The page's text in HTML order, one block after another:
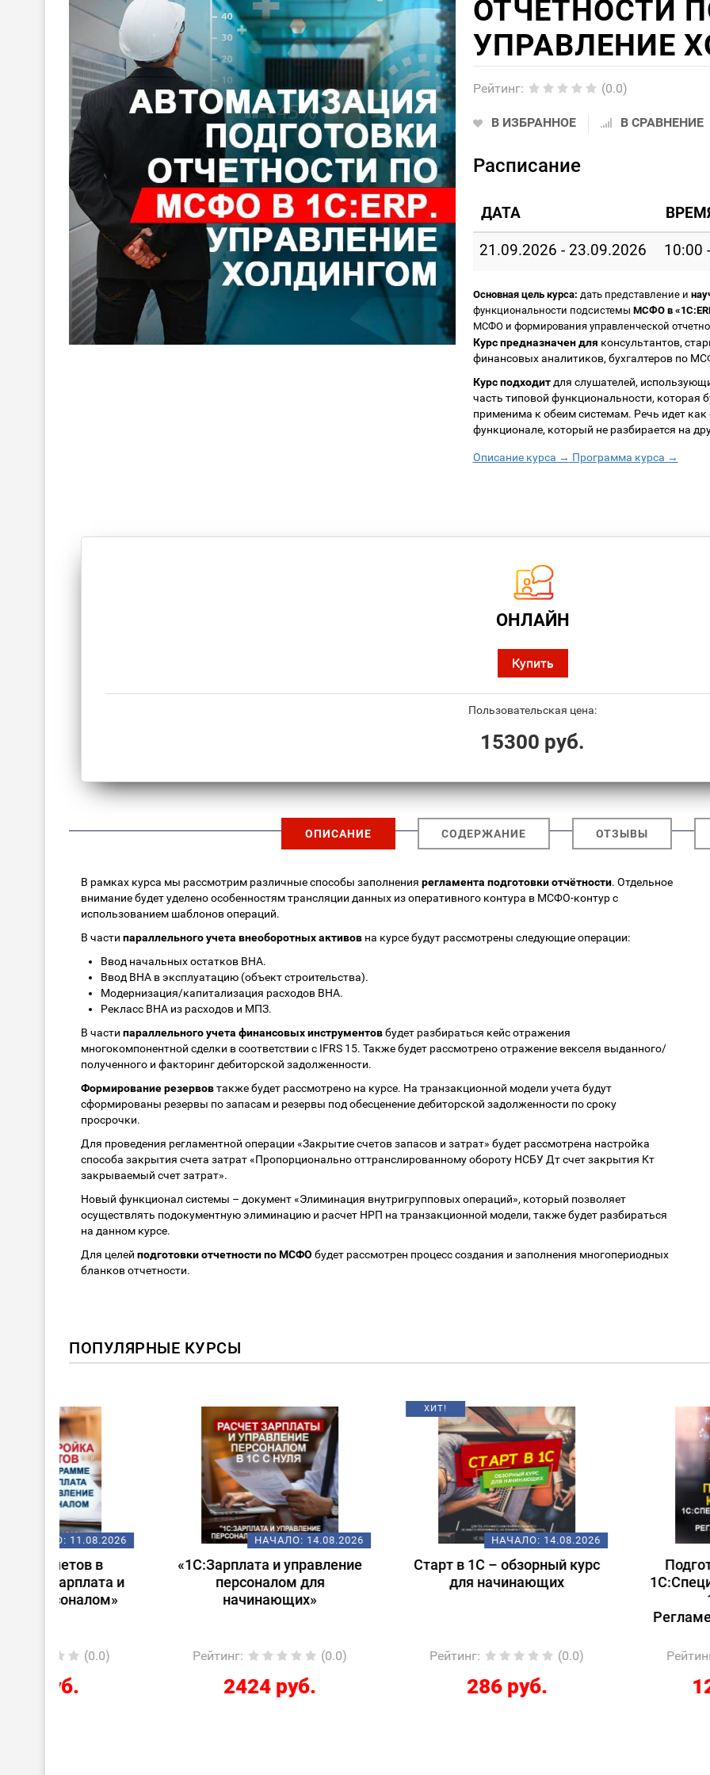
ОТЧЕТНОСТИ
УПРАВЛЕНИЕ
Рейтинг: (0.0)
В ИЗБРАННОЕ В СРАВНЕНИЕ
Расписание
ДАТА
21.09.2026 - 23.09.2026 10:00
Основная цель курса: дать представление и
функциональности подсистемы МСФО в
МСФО и формирования управленческой
Курс предназначен для консультантов,
финансовых аналитиков, бухгалтеров по
Курс подходитдля слушателей,
часть типовой функциональности, которая
применима к обеим системам. Речь идет
функционале, который не разбирается на
Описание курса → Программа курса →
ОНЛАЙН
Купить
Пользовательская цена:
15300 руб.
ОПИСАНИЕ СОДЕРЖАНИЕ ОТЗЫВЫ
В рамках курса мы рассмотрим различные способы заполнения регламента подготовки отчётности. Отдельное
внимание будет уделено особенностям трансляции данных из оперативного контура в МСФО-контур с
использованием шаблонов операций.
В части параллельного учета внеоборотных активов на курсе будут рассмотрены следующие операции:
Ввод начальных остатков ВНА.
Ввод ВНА в эксплуатацию (объект строительства).
Модернизация/капитализация расходов ВНА.
Рекласс ВНА из расходов и МПЗ.
В части параллельного учета финансовых инструментовбудет разбираться кейс отражения
многокомпонентной сделки в соответствии с IFRS 15. Также будет рассмотрено отражение векселя выданного/
полученного и факторинг дебиторской задолженности.
Формирование резервовтакже будет рассмотрено на курсе. На транзакционной модели учета будут
сформированы резервы по запасам и резервы под обесценение дебиторской задолженности по сроку
просрочки.
Для проведения регламентной операции «Закрытие счетов запасов и затрат» будет рассмотрена настройка
способа закрытия счета затрат «Пропорционально оттранслированному обороту НСБУ Дт счет закрытия Кт
закрываемый счет затрат».
Новый функционал системы – документ «Элиминация внутригрупповых операций», который позволяет
осуществлять подокументную элиминацию и расчет НРП на транзакционной модели, также будет разбираться
на данном курсе.
Для целей подготовки отчетности по МСФО будет рассмотрен процесс создания и заполнения многопериодных
бланков отчетности.
ПОПУЛЯРНЫЕ КУРСЫ
НАЧАЛО:14.08.2026
«1С:Зарплата и управление
персоналом для
начинающих»
Рейтинг (0.0)
2424 руб.
ХИТ!
НАЧАЛО: 14.08.2026
Старт в 1С – обзорный курс
для начинающих
Рейтинг (0.0)
НАЧАЛО:
Подготовка к
1С:Специалист-
Рейтинг
12267 руб.